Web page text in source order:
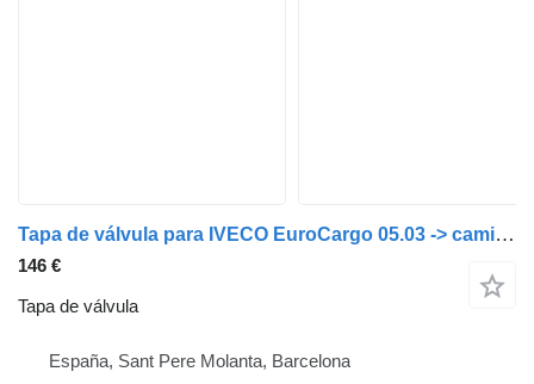
Tapa de válvula para IVECO EuroCargo 05.03 -> camión
146 €
Tapa de válvula
España, Sant Pere Molanta, Barcelona